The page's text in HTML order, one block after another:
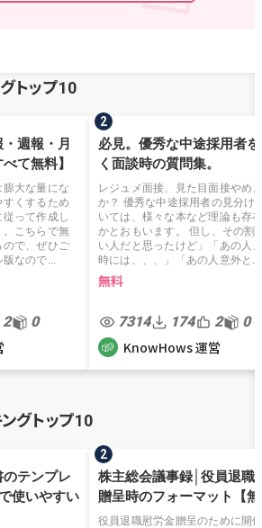
トップ10
・週報・月
て無料】
膨大な量にな
すくするため
って作成し
こちらで無
で、ぜひご
なので...
2 0
必見。優秀な中途採用者
く面談時の質問集。
レジュメ面接、見た目面接やめ
か？ 優秀な中途採用者の見分け
いては、様々な本など理論も存
かとおもいます。 但し、その割
い人だと思ったけど」「あの人
時には、、、」「あの人意外と...
無料
7314 174 2 0
KnowHows 運営
グトップ10
のテンプレ
使いやすい
株主総会議事録│役員退職
贈呈時のフォーマット【
役員退職慰労金贈呈のために開